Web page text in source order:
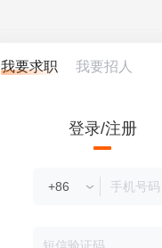
我要求职 我要招人
登录/注册